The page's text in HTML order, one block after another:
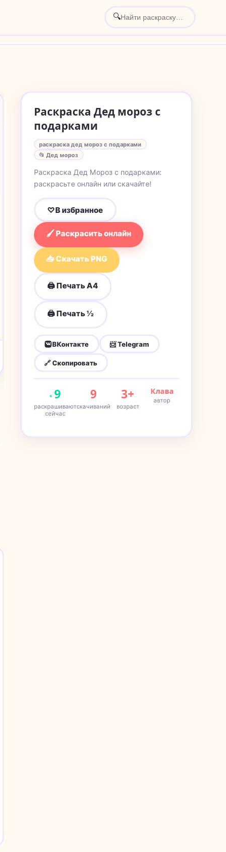
🔍
Раскраска Дед мороз с
подарками
раскраска дед мороз с подарками
📂 Дед мороз
Раскраска Дед Мороз с подарками:
раскрасьте онлайн или скачайте!
♡В избранное
🖌 Раскрасить онлайн
📥 Скачать PNG
🖨 Печать A4
🖨 Печать ½
ВКонтакте 📨 Telegram
🔗 Скопировать
9
раскрашивают
сейчас
9
скачиваний
3+
возраст
Клава
автор